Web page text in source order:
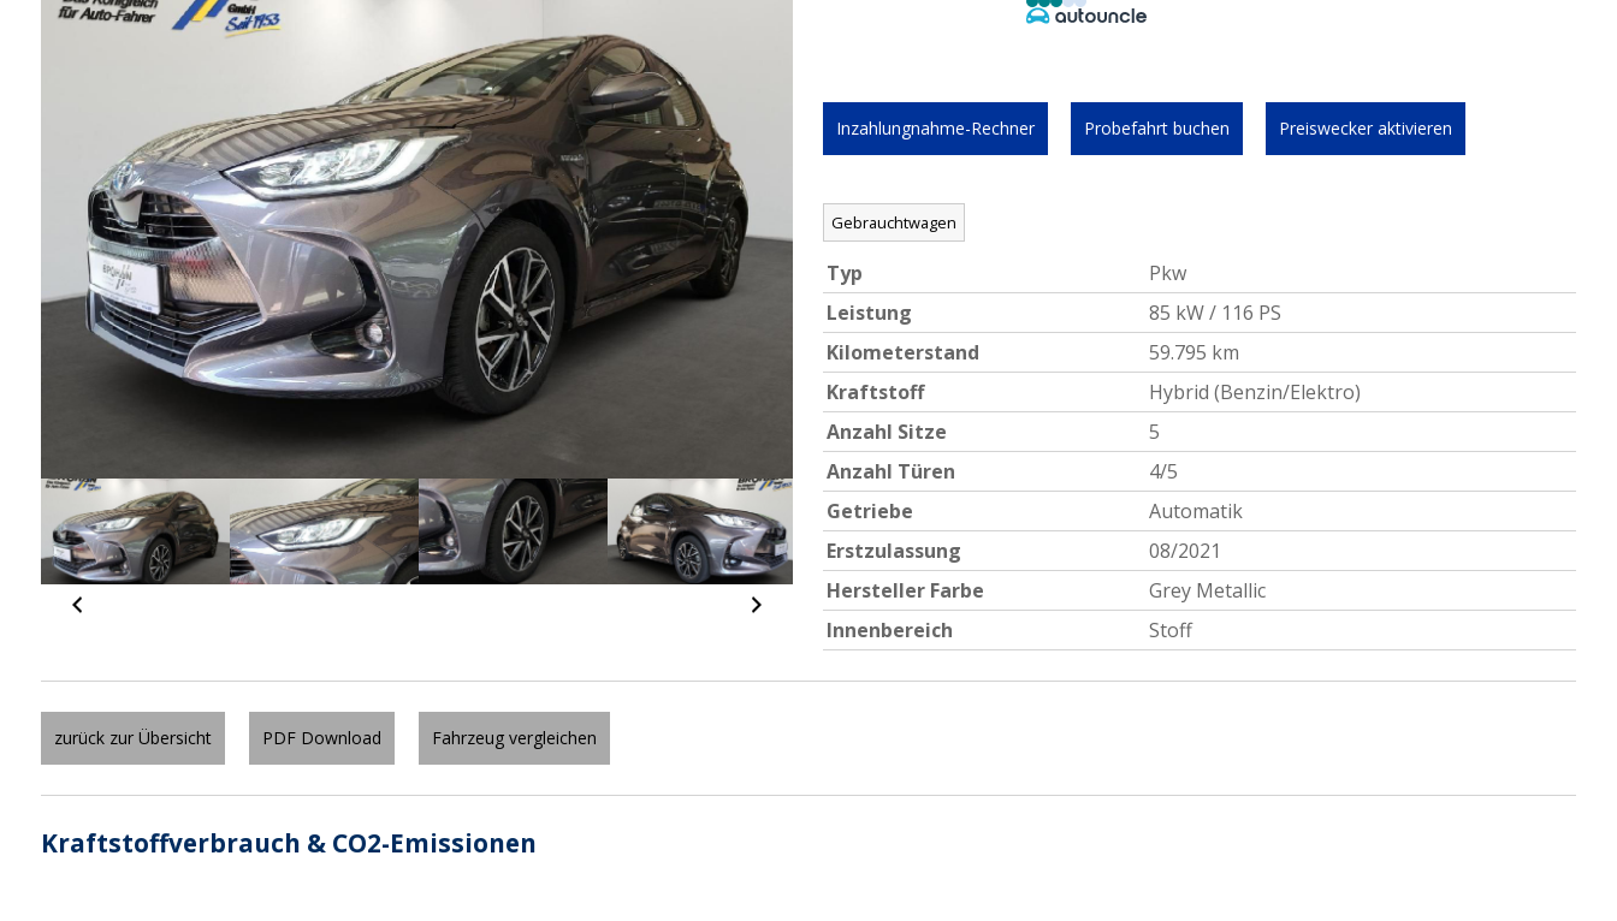
Inzahlungnahme-Rechner Probefahrt buchen Preiswecker aktivieren
Gebrauchtwagen
Typ
Pkw
Leistung
85 kW / 116 PS
Kilometerstand
59.795 km
Kraftstoff
Hybrid (Benzin/Elektro)
Anzahl Sitze
5
Anzahl Türen
4/5
Getriebe
Automatik
Erstzulassung
08/2021
Hersteller Farbe
Grey Metallic
Innenbereich
Stoff
zurück zur Übersicht PDF Download Fahrzeug vergleichen
Kraftstoffverbrauch & CO2-Emissionen